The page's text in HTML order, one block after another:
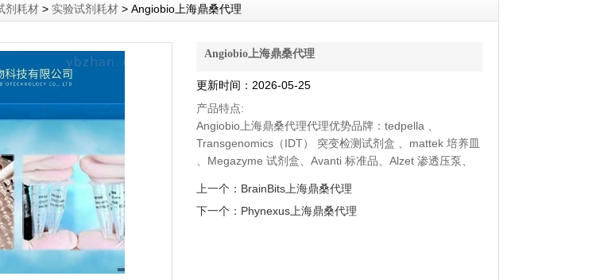
剂耗材 > 实验试剂耗材 > Angiobio上海鼎桑代理
Angiobio上海鼎桑代理
更新时间：2026-05-25
产品特点:
Angiobio上海鼎桑代理代理优势品牌：tedpella 、
Transgenomics（IDT） 突变检测试剂盒 、mattek 培养皿
、Megazyme 试剂盒、Avanti 标准品、Alzet 渗透压泵、
上一个： BrainBits上海鼎桑代理
下一个： Phynexus上海鼎桑代理